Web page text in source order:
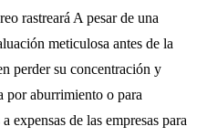
rastreará A pesar de una
meticulosa antes de la
perder su concentración y
por aburrimiento o para
expensas de las empresas para